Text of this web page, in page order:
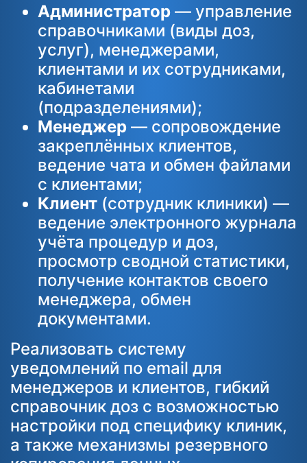
Администратор — управление
справочниками (виды доз,
услуг), менеджерами,
клиентами и их сотрудниками,
кабинетами
(подразделениями);
Менеджер — сопровождение
закреплённых клиентов,
ведение чата и обмен файлами
с клиентами;
Клиент (сотрудник клиники) —
ведение электронного журнала
учёта процедур и доз,
просмотр сводной статистики,
получение контактов своего
менеджера, обмен
документами.
Реализовать систему
уведомлений по email для
менеджеров и клиентов, гибкий
справочник доз с возможностью
настройки под специфику клиник,
а также механизмы резервного